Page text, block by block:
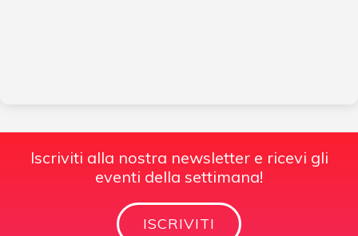
Iscriviti alla nostra newsletter e ricevi gli
eventi della settimana!
ISCRIVITI